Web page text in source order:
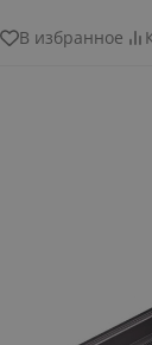
В избранное